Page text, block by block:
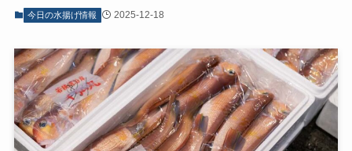
今日の水揚げ情報 2025-12-18